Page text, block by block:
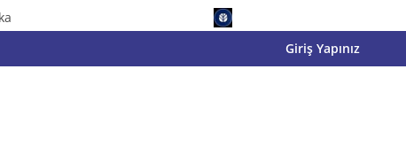
Giriş Yapınız